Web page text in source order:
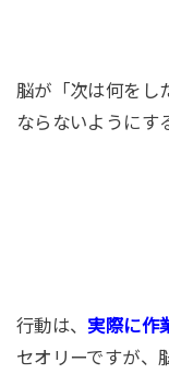
脳が「次は何をし
ならないようにす
行動は、 実際に作
セオリーですが、